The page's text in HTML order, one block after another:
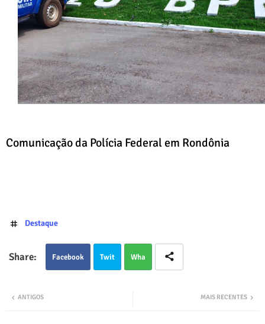
Comunicação da Polícia Federal em Rondônia
Destaque
Facebook Twit Wha
MAIS RECENTES
ANTIGOS